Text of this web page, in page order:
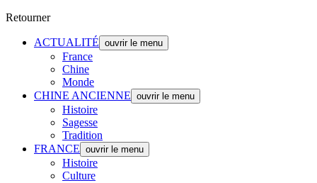
Retourner
ACTUALITÉ ouvrir le menu
France
Chine
Monde
CHINE ANCIENNE ouvrir le menu
Histoire
Sagesse
Tradition
FRANCE ouvrir le menu
Histoire
Culture